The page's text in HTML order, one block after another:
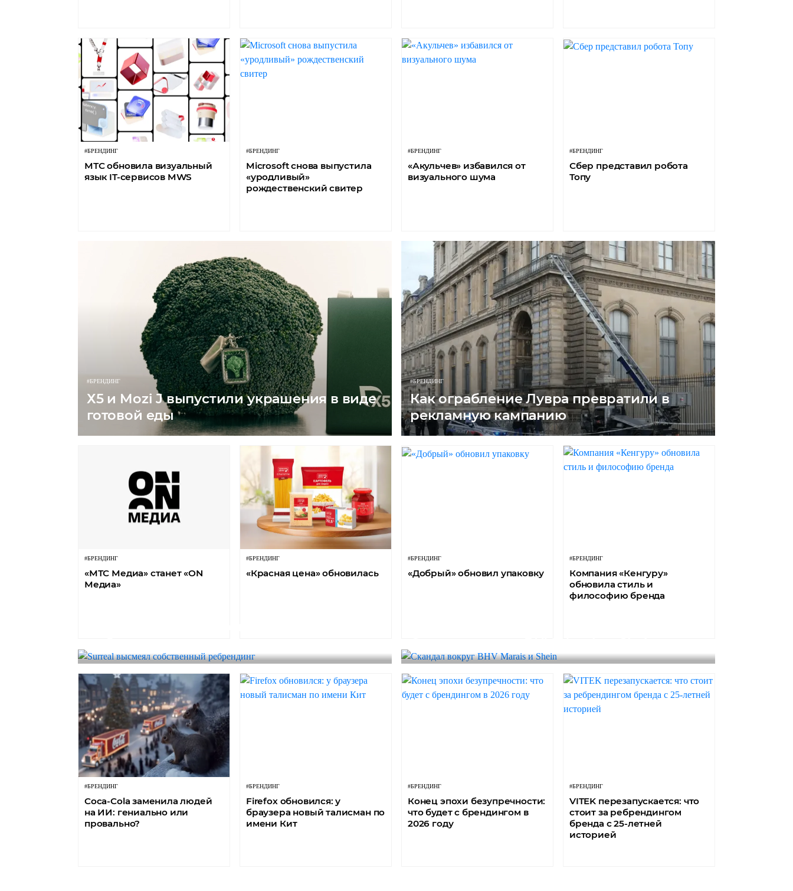
#БРЕНДИНГ
МТС обновила визуальный
язык IT-сервисов MWS
#БРЕНДИНГ
Microsoft снова выпустила
«уродливый»
рождественский свитер
#БРЕНДИНГ
«Акульчев» избавился от
визуального шума
#БРЕНДИНГ
Сбер представил робота
Топу
#БРЕНДИНГ
Х5 и Mozi J выпустили украшения в виде
готовой еды
#БРЕНДИНГ
Как ограбление Лувра превратили в
рекламную кампанию
#БРЕНДИНГ
«МТС Медиа» станет «ON
Медиа»
#БРЕНДИНГ
«Красная цена» обновилась
#БРЕНДИНГ
«Добрый» обновил упаковку
#БРЕНДИНГ
Компания «Кенгуру»
обновила стиль и
философию бренда
#БРЕНДИНГ
Coca-Cola заменила людей
на ИИ: гениально или
провально?
#БРЕНДИНГ
Firefox обновился: у
браузера новый талисман по
имени Кит
#БРЕНДИНГ
Конец эпохи безупречности:
что будет с брендингом в
2026 году
#БРЕНДИНГ
VITEK перезапускается: что
стоит за ребрендингом
бренда с 25-летней
историей